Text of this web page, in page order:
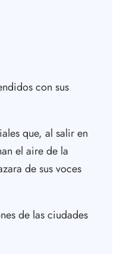
con sus
que, al salir en
el aire de la
de sus voces
de las ciudades